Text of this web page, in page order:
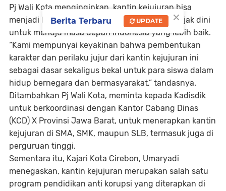
Pj Wali Kota menginginkan, kantin kejujuran bisa
menjadi langkah awal pelajaran antikorupsi sejak dini
untuk menuju masa depan Indonesia yang lebih baik.
“Kami mempunyai keyakinan bahwa pembentukan
karakter dan perilaku jujur dari kantin kejujuran ini
sebagai dasar sekaligus bekal untuk para siswa dalam
hidup bernegara dan bermasyarakat,” tandasnya.
Ditambahkan Pj Wali Kota, meminta kepada Kadisdik
untuk berkoordinasi dengan Kantor Cabang Dinas
(KCD) X Provinsi Jawa Barat, untuk menerapkan kantin
kejujuran di SMA, SMK, maupun SLB, termasuk juga di
perguruan tinggi.
Sementara itu, Kajari Kota Cirebon, Umaryadi
menegaskan, kantin kejujuran merupakan salah satu
program pendidikan anti korupsi yang diterapkan di
×
Berita Terbaru UPDATE